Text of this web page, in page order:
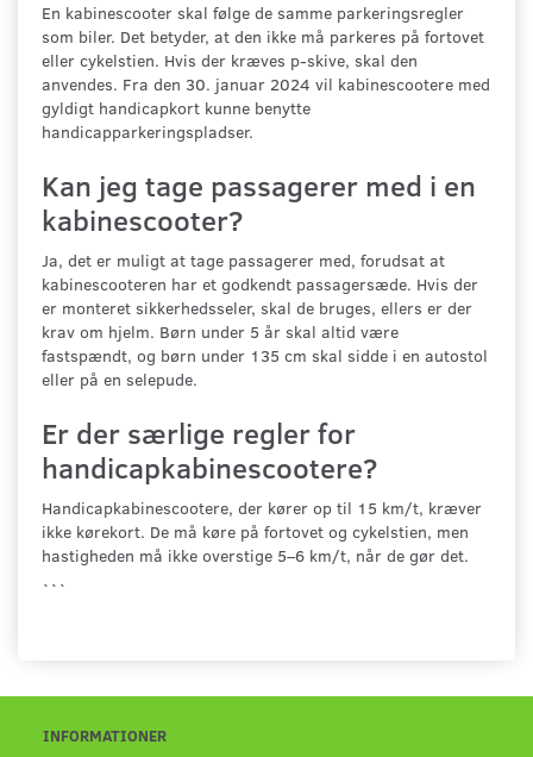
En kabinescooter skal følge de samme parkeringsregler
som biler. Det betyder, at den ikke må parkeres på fortovet
eller cykelstien. Hvis der kræves p-skive, skal den
anvendes. Fra den 30. januar 2024 vil kabinescootere med
gyldigt handicapkort kunne benytte
handicapparkeringspladser.
Kan jeg tage passagerer med i en
kabinescooter?
Ja, det er muligt at tage passagerer med, forudsat at
kabinescooteren har et godkendt passagersæde. Hvis der
er monteret sikkerhedsseler, skal de bruges, ellers er der
krav om hjelm. Børn under 5 år skal altid være
fastspændt, og børn under 135 cm skal sidde i en autostol
eller på en selepude.
Er der særlige regler for
handicapkabinescootere?
Handicapkabinescootere, der kører op til 15 km/t, kræver
ikke kørekort. De må køre på fortovet og cykelstien, men
hastigheden må ikke overstige 5–6 km/t, når de gør det.
```
INFORMATIONER